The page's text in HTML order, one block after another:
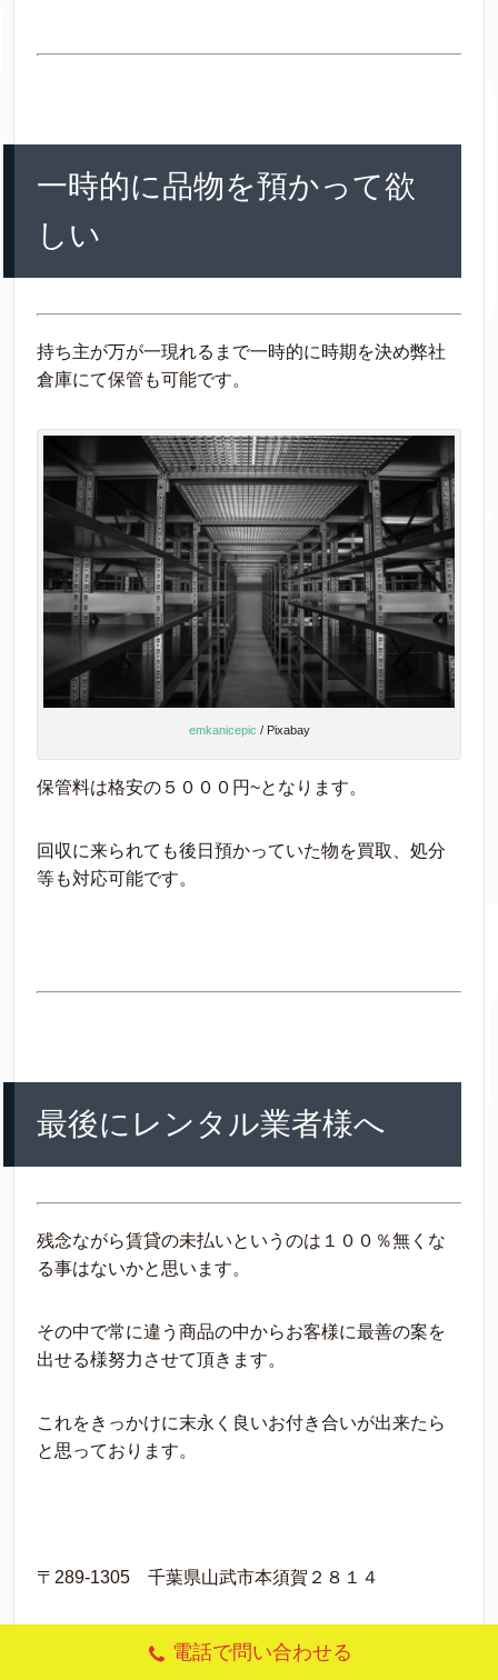
一時的に品物を預かって欲
しい
持ち主が万が一現れるまで一時的に時期を決め弊社
倉庫にて保管も可能です。
emkanicepic / Pixabay
保管料は格安の５０００円~となります。
回収に来られても後日預かっていた物を買取、処分
等も対応可能です。
最後にレンタル業者様へ
残念ながら賃貸の未払いというのは１００％無くな
る事はないかと思います。
その中で常に違う商品の中からお客様に最善の案を
出せる様努力させて頂きます。
これをきっかけに末永く良いお付き合いが出来たら
と思っております。
〒289-1305 千葉県山武市本須賀２８１４
リサイクルショップKK.ネット 代表 小林国雄
電話で問い合わせる